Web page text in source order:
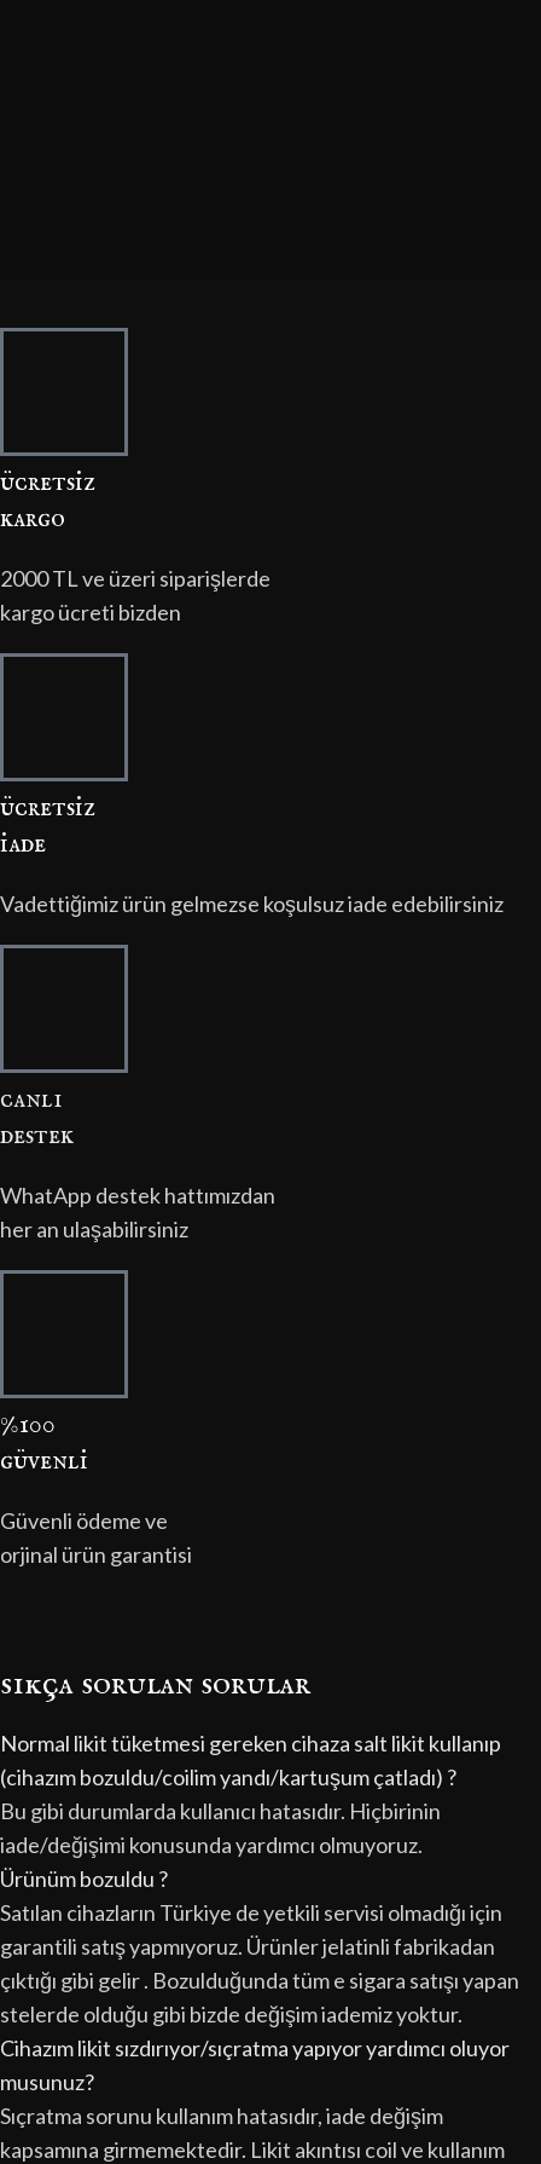
ücretsi̇z
kargo
2000 TL ve üzeri siparişlerde
kargo ücreti bizden
ücretsi̇z
i̇ade
Vadettiğimiz ürün gelmezse koşulsuz iade edebilirsiniz
canli
destek
WhatApp destek hattımızdan
her an ulaşabilirsiniz
%100
güvenli̇
Güvenli ödeme ve
orjinal ürün garantisi
sıkça sorulan sorular
Normal likit tüketmesi gereken cihaza salt likit kullanıp
(cihazım bozuldu/coilim yandı/kartuşum çatladı) ?
Bu gibi durumlarda kullanıcı hatasıdır. Hiçbirinin
iade/değişimi konusunda yardımcı olmuyoruz.
Ürünüm bozuldu ?
Satılan cihazların Türkiye de yetkili servisi olmadığı için
garantili satış yapmıyoruz. Ürünler jelatinli fabrikadan
çıktığı gibi gelir . Bozulduğunda tüm e sigara satışı yapan
stelerde olduğu gibi bizde değişim iademiz yoktur.
Cihazım likit sızdırıyor/sıçratma yapıyor yardımcı oluyor
musunuz?
Sıçratma sorunu kullanım hatasıdır, iade değişim
kapsamına girmemektedir. Likit akıntısı coil ve kullanım